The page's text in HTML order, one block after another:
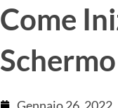
Come